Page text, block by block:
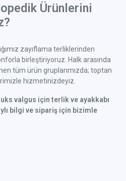
Ürünlerini
zayıflama terliklerinden
birleştiriyoruz. Halk arasında
tüm ürün gruplarımızda; toptan
hizmetinizdeyiz.
valgus için terlik ve ayakkabı
bilgi ve sipariş için bizimle